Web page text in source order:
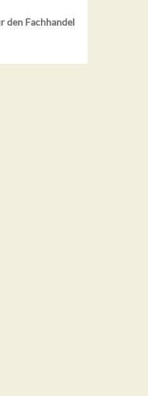
den Fachhandel